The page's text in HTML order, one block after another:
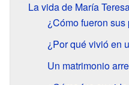
La vida de María
¿Cómo fueron
¿Por qué vivió en
Un matrimonio